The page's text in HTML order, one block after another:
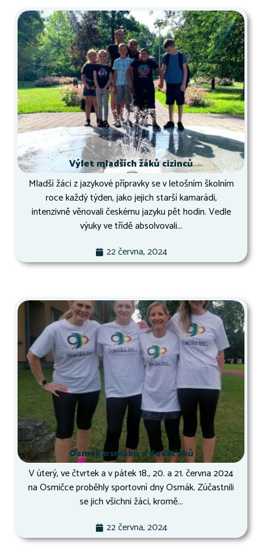
Výlet mladších žáků cizinců
Mladší žáci z jazykové přípravky se v letošním školním
roce každý týden, jako jejich starší kamarádi,
intenzivně věnovali českému jazyku pět hodin. Vedle
výuky ve třídě absolvovali...
22 června, 2024
Osmák osmáků a deváťáků
V úterý, ve čtvrtek a v pátek 18., 20. a 21. června 2024
na Osmičce proběhly sportovní dny Osmák. Zúčastnili
se jich všichni žáci, kromě...
22 června, 2024